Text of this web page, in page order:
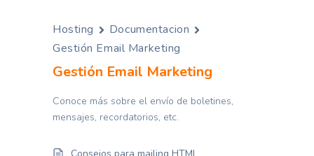
Hosting
Documentacion
Gestión Email Marketing
Gestión Email Marketing
Conoce más sobre el envío de boletines,
mensajes, recordatorios, etc.